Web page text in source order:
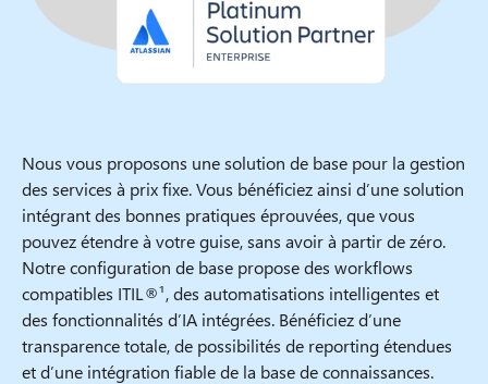
Nous vous proposons une solution de base pour la gestion
des services à prix fixe. Vous bénéficiez ainsi d’une solution
intégrant des bonnes pratiques éprouvées, que vous
pouvez étendre à votre guise, sans avoir à partir de zéro.
Notre configuration de base propose des workflows
compatibles ITIL®¹, des automatisations intelligentes et
des fonctionnalités d’IA intégrées. Bénéficiez d’une
transparence totale, de possibilités de reporting étendues
et d’une intégration fiable de la base de connaissances.